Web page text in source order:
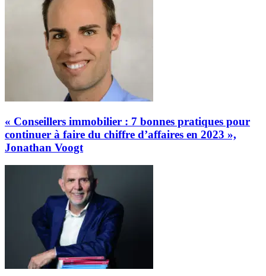
« Conseillers immobilier : 7 bonnes pratiques pour
continuer à faire du chiffre d’affaires en 2023 »,
Jonathan Voogt